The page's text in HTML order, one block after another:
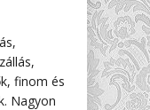
finom és
Nagyon